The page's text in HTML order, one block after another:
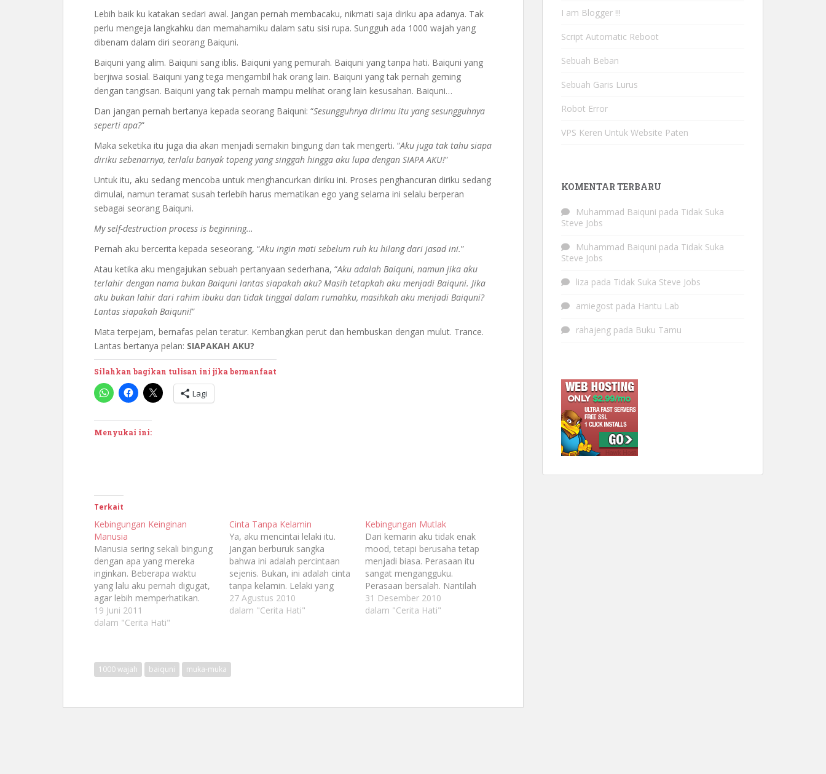
Lebih baik ku katakan sedari awal. Jangan pernah membacaku, nikmati saja diriku apa adanya. Tak
perlu mengeja langkahku dan memahamiku dalam satu sisi rupa. Sungguh ada 1000 wajah yang
dibenam dalam diri seorang Baiquni.
Baiquni yang alim. Baiquni sang iblis. Baiquni yang pemurah. Baiquni yang tanpa hati. Baiquni yang
berjiwa sosial. Baiquni yang tega mengambil hak orang lain. Baiquni yang tak pernah geming
dengan tangisan. Baiquni yang tak pernah mampu melihat orang lain kesusahan. Baiquni…
Dan jangan pernah bertanya kepada seorang Baiquni: “Sesungguhnya dirimu itu yang sesungguhnya
seperti apa?”
Maka seketika itu juga dia akan menjadi semakin bingung dan tak mengerti. “Aku juga tak tahu siapa
diriku sebenarnya, terlalu banyak topeng yang singgah hingga aku lupa dengan SIAPA AKU!”
Untuk itu, aku sedang mencoba untuk menghancurkan diriku ini. Proses penghancuran diriku sedang
dimulai, namun teramat susah terlebih harus mematikan ego yang selama ini selalu berperan
sebagai seorang Baiquni.
My self-destruction process is beginning…
Pernah aku bercerita kepada seseorang, “Aku ingin mati sebelum ruh ku hilang dari jasad ini.”
Atau ketika aku mengajukan sebuah pertanyaan sederhana, “Aku adalah Baiquni, namun jika aku
terlahir dengan nama bukan Baiquni lantas siapakah aku? Masih tetapkah aku menjadi Baiquni. Jika
aku bukan lahir dari rahim ibuku dan tidak tinggal dalam rumahku, masihkah aku menjadi Baiquni?
Lantas siapakah Baiquni!”
Mata terpejam, bernafas pelan teratur. Kembangkan perut dan hembuskan dengan mulut. Trance.
Lantas bertanya pelan: SIAPAKAH AKU?
Silahkan bagikan tulisan ini jika bermanfaat
Lagi
Menyukai ini:
Terkait
Kebingungan Keinginan
Manusia
Manusia sering sekali bingung
dengan apa yang mereka
inginkan. Beberapa waktu
yang lalu aku pernah digugat,
agar lebih memperhatikan.
Namun ketika perhatian itu
aku berikan, sang penggugat
19 Juni 2011
dalam "Cerita Hati"
Cinta Tanpa Kelamin
Ya, aku mencintai lelaki itu.
Jangan berburuk sangka
bahwa ini adalah percintaan
sejenis. Bukan, ini adalah cinta
tanpa kelamin. Lelaki yang
kucinta itu adalah lelaki yang
selalu kurindu. Aku teramat
cinta, tak kusadari telah terlalu
27 Agustus 2010
dalam "Cerita Hati"
Kebingungan Mutlak
Dari kemarin aku tidak enak
mood, tetapi berusaha tetap
menjadi biasa. Perasaan itu
sangat mengangguku.
Perasaan bersalah. Nantilah
akan kuceritakan bagaimana
kronologisnya tentang
menuangkan semua…
31 Desember 2010
dalam "Cerita Hati"
1000 wajah baiquni muka-muka
I am Blogger !!!
Script Automatic Reboot
Sebuah Beban
Sebuah Garis Lurus
Robot Error
VPS Keren Untuk Website Paten
KOMENTAR TERBARU
Muhammad Baiquni pada Tidak Suka
Steve Jobs
Muhammad Baiquni pada Tidak Suka
Steve Jobs
liza pada Tidak Suka Steve Jobs
amiegost pada Hantu Lab
rahajeng pada Buku Tamu